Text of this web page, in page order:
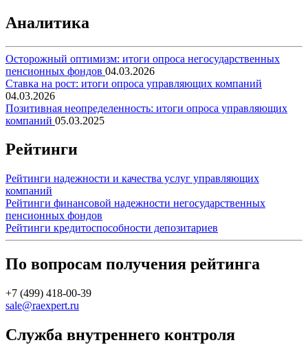
Аналитика
Осторожный оптимизм: итоги опроса негосударственных
пенсионных фондов 04.03.2026
Ставка на рост: итоги опроса управляющих компаний
04.03.2026
Позитивная неопределенность: итоги опроса управляющих
компаний 05.03.2025
Рейтинги
Рейтинги надежности и качества услуг управляющих
компаний
Рейтинги финансовой надежности негосударственных
пенсионных фондов
Рейтинги кредитоспособности депозитариев
По вопросам получения рейтинга
+7 (499) 418-00-39
sale@raexpert.ru
Служба внутреннего контроля